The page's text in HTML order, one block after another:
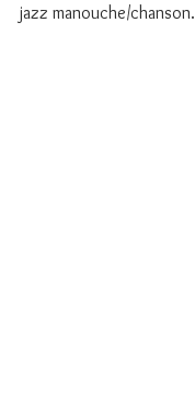
jazz manouche/chanson.